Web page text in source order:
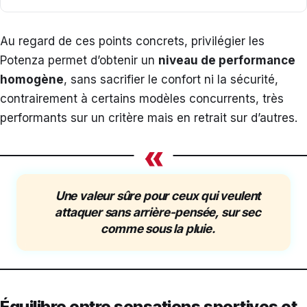
Au regard de ces points concrets, privilégier les
Potenza permet d’obtenir un niveau de performance
homogène, sans sacrifier le confort ni la sécurité,
contrairement à certains modèles concurrents, très
performants sur un critère mais en retrait sur d’autres.
«
Une valeur sûre pour ceux qui veulent
attaquer sans arrière-pensée, sur sec
comme sous la pluie.